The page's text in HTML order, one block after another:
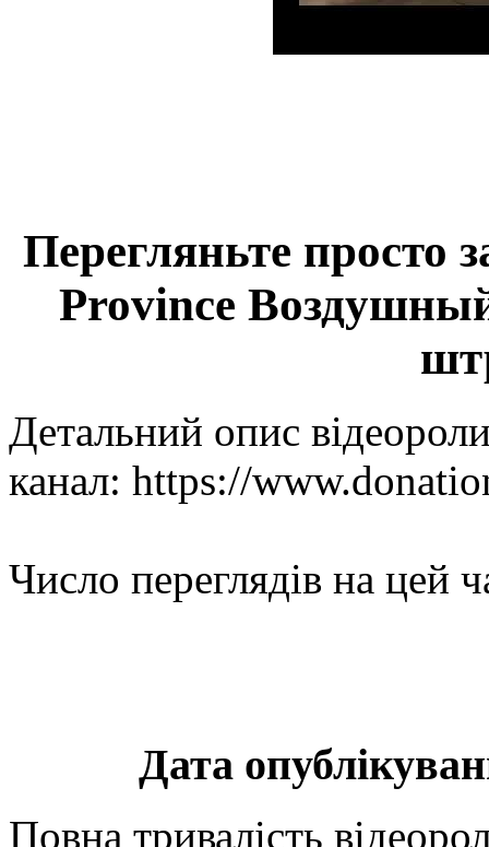
Перегляньте просто
Province
Детальний опис
канал: https://
Число переглядів на цей
Дата
Повна тривалість